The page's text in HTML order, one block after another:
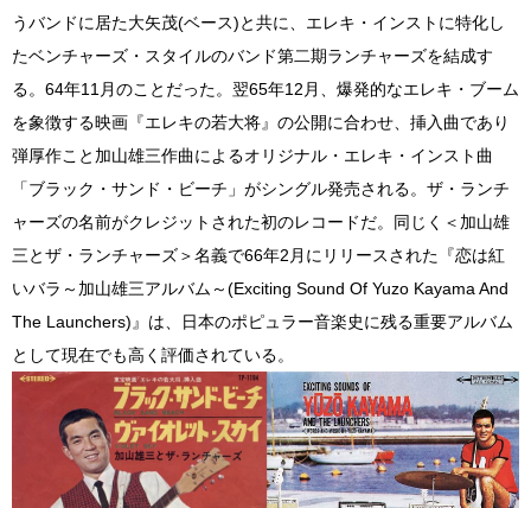
うバンドに居た大矢茂(ベース)と共に、エレキ・インストに特化し
たベンチャーズ・スタイルのバンド第二期ランチャーズを結成す
る。64年11月のことだった。翌65年12月、爆発的なエレキ・ブーム
を象徴する映画『エレキの若大将』の公開に合わせ、挿入曲であり
弾厚作こと加山雄三作曲によるオリジナル・エレキ・インスト曲
「ブラック・サンド・ビーチ」がシングル発売される。ザ・ランチ
ャーズの名前がクレジットされた初のレコードだ。同じく＜加山雄
三とザ・ランチャーズ＞名義で66年2月にリリースされた『恋は紅
いバラ～加山雄三アルバム～(Exciting Sound Of Yuzo Kayama And
The Launchers)』は、日本のポピュラー音楽史に残る重要アルバム
として現在でも高く評価されている。